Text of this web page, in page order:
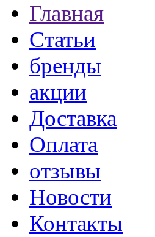
Главная
Статьи
бренды
акции
Доставка
Оплата
отзывы
Новости
Контакты